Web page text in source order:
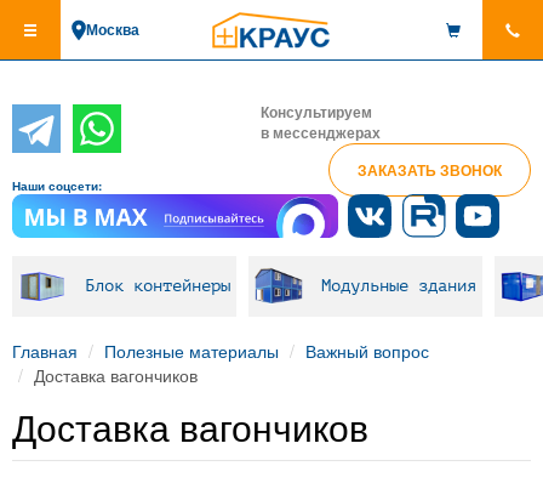
основному
Москва
Консультируем
в мессенджерах
ЗАКАЗАТЬ ЗВОНОК
Наши соцсети:
Блок контейнеры Модульные здания
Главная Полезные материалы
Важный вопрос
Доставка вагончиков
Доставка вагончиков